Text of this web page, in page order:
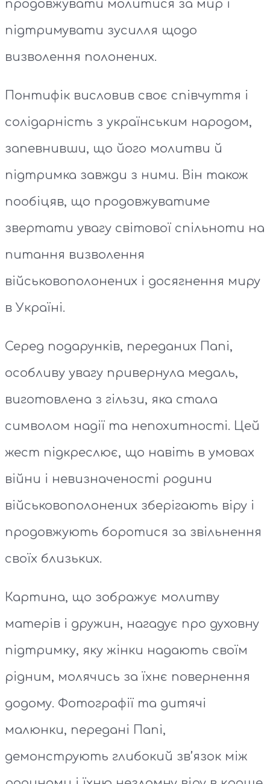
продовжувати молитися за мир і
підтримувати зусилля щодо
визволення полонених.
Понтифік висловив своє співчуття і
солідарність з українським народом,
запевнивши, що його молитви й
підтримка завжди з ними. Він також
пообіцяв, що продовжуватиме
звертати увагу світової спільноти на
питання визволення
військовополонених і досягнення миру
в Україні.
Серед подарунків, переданих Папі,
особливу увагу привернула медаль,
виготовлена з гільзи, яка стала
символом надії та непохитності. Цей
жест підкреслює, що навіть в умовах
війни і невизначеності родини
військовополонених зберігають віру і
продовжують боротися за звільнення
своїх близьких.
Картина, що зображує молитву
матерів і дружин, нагадує про духовну
підтримку, яку жінки надають своїм
рідним, молячись за їхнє повернення
додому. Фотографії та дитячі
малюнки, передані Папі,
демонструють глибокий зв’язок між